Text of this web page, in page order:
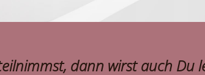
dann wirst auch Du